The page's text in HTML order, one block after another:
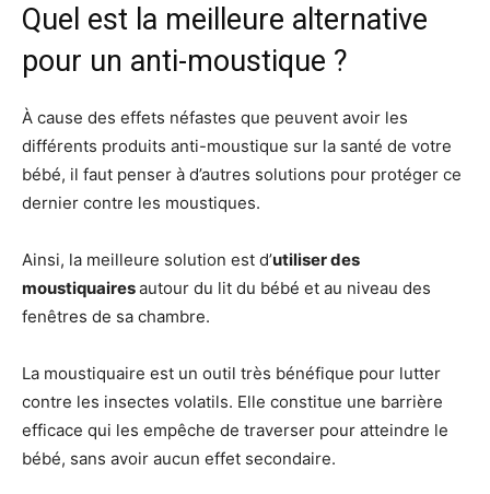
Quel est la meilleure alternative
pour un anti-moustique ?
À cause des effets néfastes que peuvent avoir les
différents produits anti-moustique sur la santé de votre
bébé, il faut penser à d’autres solutions pour protéger ce
dernier contre les moustiques.
Ainsi, la meilleure solution est d’utiliser des
moustiquairesautour du lit du bébé et au niveau des
fenêtres de sa chambre.
La moustiquaire est un outil très bénéfique pour lutter
contre les insectes volatils. Elle constitue une barrière
efficace qui les empêche de traverser pour atteindre le
bébé, sans avoir aucun effet secondaire.